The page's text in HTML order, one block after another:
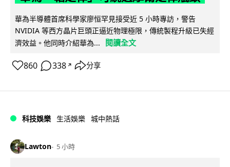
華為半導體首席科學家廖恒罕見接受近 5 小時專訪，警告
NVIDIA 等西方晶片巨頭正逼近物理極限，傳統製程升級已失經
濟效益。他同時介紹華為...
閱讀全文
860 338 ↗ 分享
科技娛樂 生活娛樂 城中熱話
Lawton 5 小時